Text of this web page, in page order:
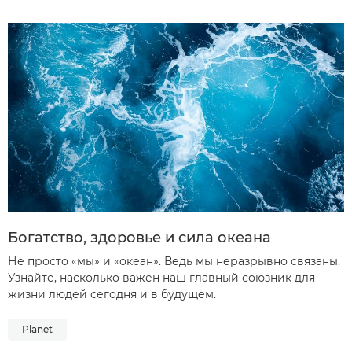
Богатство, здоровье и сила океана
Не просто «мы» и «океан». Ведь мы неразрывно связаны.
Узнайте, насколько важен наш главный союзник для
жизни людей сегодня и в будущем.
Planet